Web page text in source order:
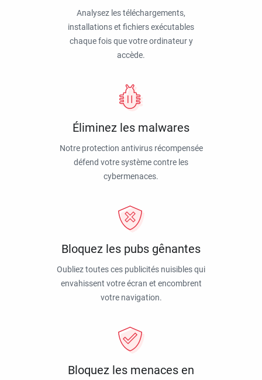
Analysez les téléchargements,
installations et fichiers exécutables
chaque fois que votre ordinateur y
accède.
Éliminez les malwares
Notre protection antivirus récompensée
défend votre système contre les
cybermenaces.
Bloquez les pubs gênantes
Oubliez toutes ces publicités nuisibles qui
envahissent votre écran et encombrent
votre navigation.
Bloquez les menaces en